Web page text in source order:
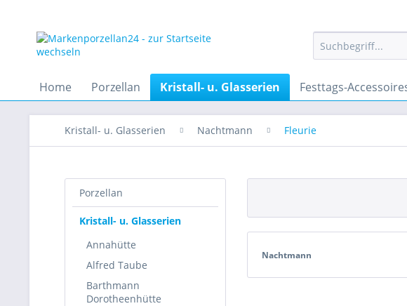
Home Porzellan Kristall- u. Glasserien Festtags-
Kristall- u. Glasserien Nachtmann Fleurie
Porzellan
Kristall- u. Glasserien
Annahütte
Alfred Taube
Barthmann
Dorotheenhütte
Nachtmann